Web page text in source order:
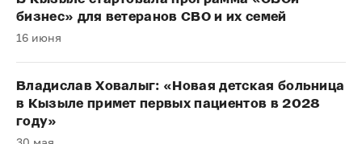
бизнес» для ветеранов СВО и их семей
16 июня
Владислав Ховалыг: «Новая детская больница
в Кызыле примет первых пациентов в 2028
году»